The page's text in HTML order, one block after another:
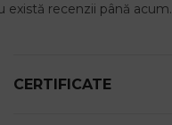
există recenzii până acum.
CERTIFICATE